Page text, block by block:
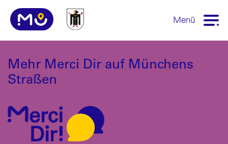
Menü
Mehr Merci Dir auf Münchens
Straßen